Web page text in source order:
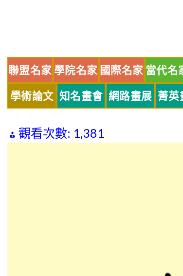
聯盟名家 學院名家 國際名家 當代名
學術論文 知名畫會 網路畫展 菁英
觀看次數: 1,381